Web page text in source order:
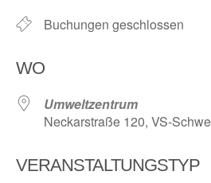
Buchungen geschlossen
WO
Umweltzentrum
Neckarstraße 120, VS-
VERANSTALTUNGSTYP